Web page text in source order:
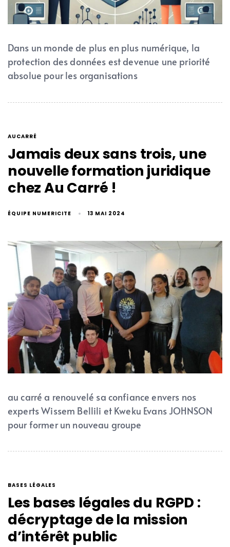
Dans un monde de plus en plus numérique, la
protection des données est devenue une priorité
absolue pour les organisations
AUCARRÉ
Jamais deux sans trois, une
nouvelle formation juridique
chez Au Carré !
ÉQUIPE NUMERICITE 13 MAI 2024
au carré a renouvelé sa confiance envers nos
experts Wissem Bellili et Kweku Evans JOHNSON
pour former un nouveau groupe
BASES LÉGALES
Les bases légales du RGPD :
décryptage de la mission
d’intérêt public